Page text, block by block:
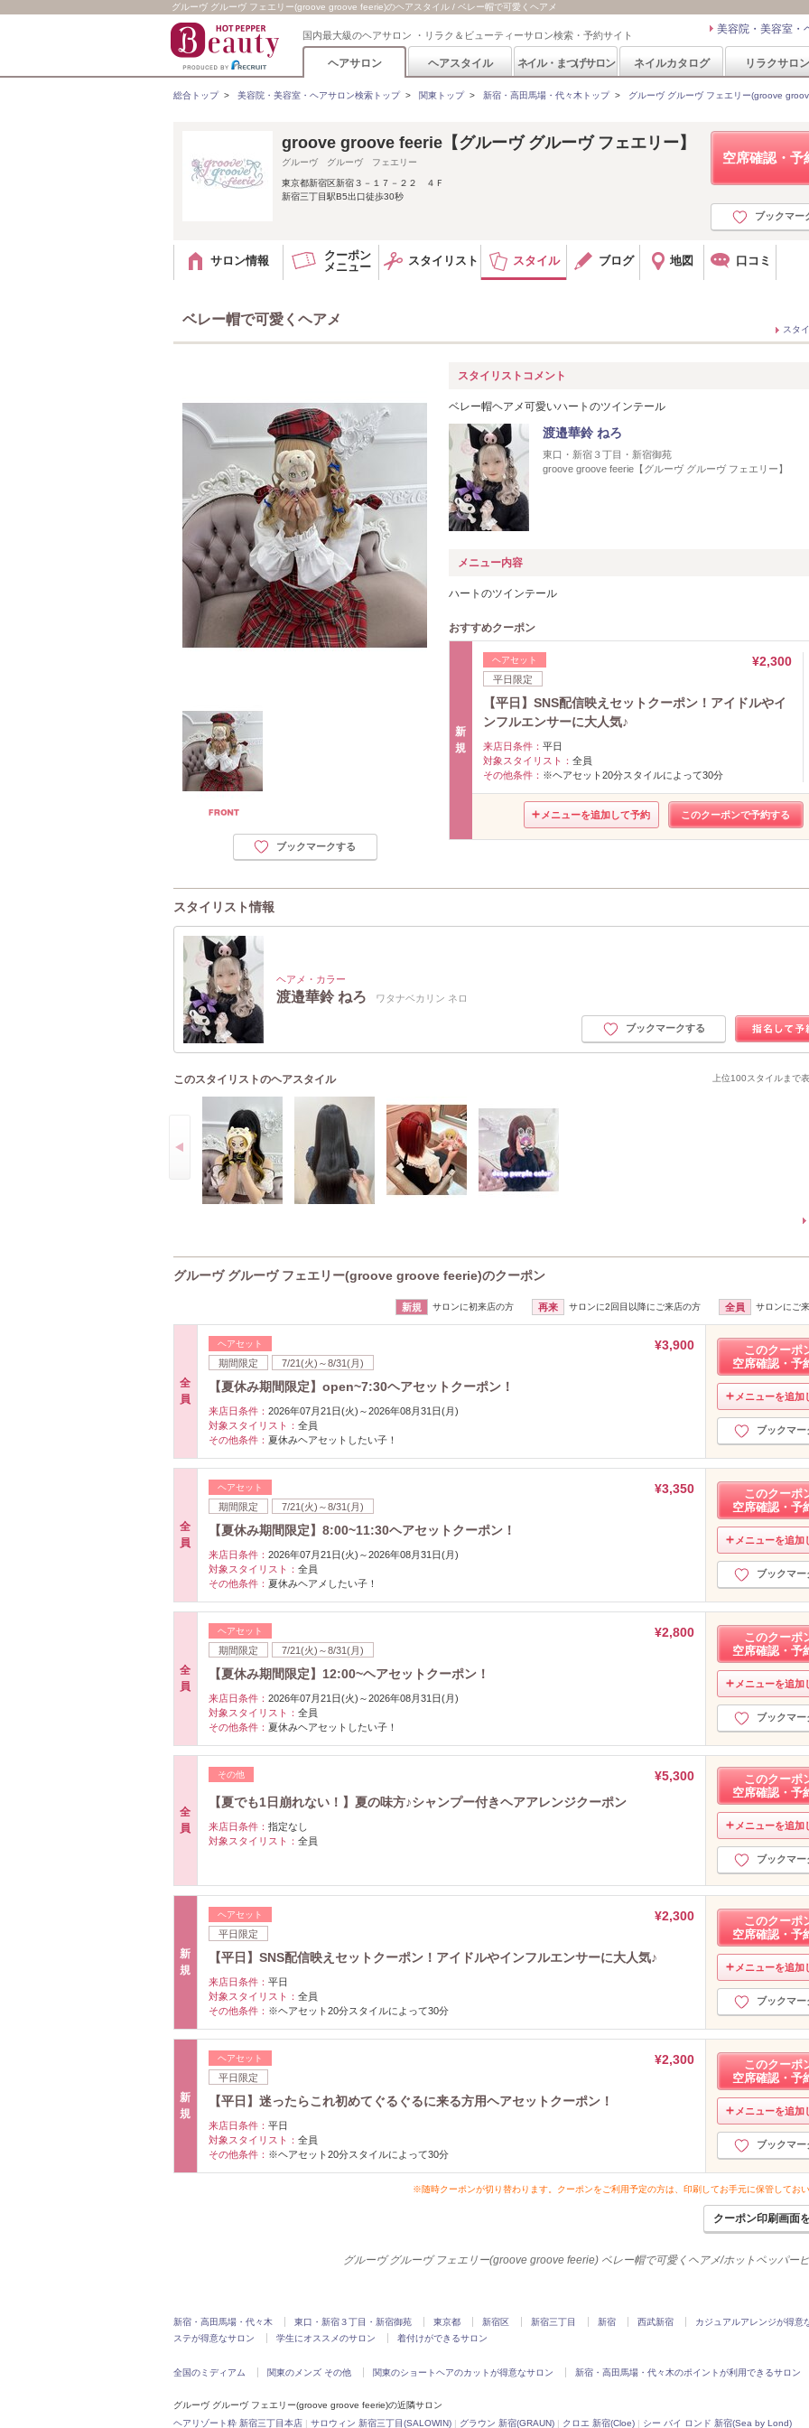
グルーヴ グルーヴ フェエリー(groove groove feerie)のヘアスタイル / ベレー帽で可愛くヘアメ
国内最大級のヘアサロン ・リラク＆ビューティーサロン検索・予約サイト 美容院・美容室・
ヘアサロン ヘアスタイル ネイル・まつげサロン ネイルカタログ リラクサロン
総合トップ> 美容院・美容室・ヘアサロン検索トップ> 関東トップ> 新宿・高田馬場・代々木トップ> グルーヴ グルーヴ フェエリー(groove
空席確認・予
ブックマー
groove groove feerie【グルーヴ グルーヴ フェエリー】
グルーヴ グルーヴ フェエリー
東京都新宿区新宿３－１７－２２ ４Ｆ
新宿三丁目駅B5出口徒歩30秒
サロン情報
クーポン
メニュー
スタイリスト スタイル ブログ 地図 口コミ
ベレー帽で可愛くヘアメ
スタ
ブックマークする
スタイリストコメント
ベレー帽ヘアメ可愛いハートのツインテール
渡邉華鈴 ねろ
東口・新宿３丁目・新宿御苑
groove groove feerie【グルーヴ グルーヴ フェエリー】
メニュー内容
ハートのツインテール
おすすめクーポン
新
規
ヘアセット
平日限定
¥2,300
【平日】SNS配信映えセットクーポン！アイドルやイ
ンフルエンサーに大人気♪
来店日条件： 平日
対象スタイリスト： 全員
その他条件： ※ヘアセット20分スタイルによって30分
メニューを追加して予約 このクーポンで予約する
スタイリスト情報
ヘアメ・カラー
渡邉華鈴 ねろ ワタナベカリン ネロ
ブックマークする
このスタイリストのヘアスタイル 上位100スタイルまで
グルーヴ グルーヴ フェエリー(groove groove feerie)のクーポン
新規 サロンに初来店の方 再来 サロンに2回目以降にご来店の方 全員 サロンにご
全
員
ヘアセット
期間限定 7/21(火)～8/31(月)
¥3,900
【夏休み期間限定】open~7:30ヘアセットクーポン！
来店日条件： 2026年07月21日(火)～2026年08月31日(月)
対象スタイリスト： 全員
その他条件： 夏休みヘアセットしたい子！
このクーポ
空席確認・予
メニューを追加
ブックマー
全
員
ヘアセット
期間限定 7/21(火)～8/31(月)
¥3,350
【夏休み期間限定】8:00~11:30ヘアセットクーポン！
来店日条件： 2026年07月21日(火)～2026年08月31日(月)
対象スタイリスト： 全員
その他条件： 夏休みヘアメしたい子！
このクーポ
空席確認・予
メニューを追加
ブックマー
全
員
ヘアセット
期間限定 7/21(火)～8/31(月)
¥2,800
【夏休み期間限定】12:00~ヘアセットクーポン！
来店日条件： 2026年07月21日(火)～2026年08月31日(月)
対象スタイリスト： 全員
その他条件： 夏休みヘアセットしたい子！
このクーポ
空席確認・予
メニューを追加
ブックマー
全
員
その他
¥5,300
【夏でも1日崩れない！】夏の味方♪シャンプー付きヘアアレンジクーポン
来店日条件： 指定なし
対象スタイリスト： 全員
このクーポ
空席確認・予
メニューを追加
ブックマー
新
規
ヘアセット
平日限定
¥2,300
【平日】SNS配信映えセットクーポン！アイドルやインフルエンサーに大人気♪
来店日条件： 平日
対象スタイリスト： 全員
その他条件： ※ヘアセット20分スタイルによって30分
このクーポ
空席確認・予
メニューを追加
ブックマー
新
規
ヘアセット
平日限定
¥2,300
【平日】迷ったらこれ初めてぐるぐるに来る方用ヘアセットクーポン！
来店日条件： 平日
対象スタイリスト： 全員
その他条件： ※ヘアセット20分スタイルによって30分
このクーポ
空席確認・予
メニューを追加
ブックマー
※随時クーポンが切り替わります。クーポンをご利用予定の方は、印刷してお手元に保管しておい
クーポン印刷画面
グルーヴ グルーヴ フェエリー(groove groove feerie) ベレー帽で可愛くヘアメ/ホットペッパー
新宿・高田馬場・代々木 東口・新宿３丁目・新宿御苑 東京都 新宿区 新宿三丁目 新宿 西武新宿 カジュアルアレンジが得意
ステが得意なサロン
学生にオススメのサロン 着付けができるサロン
全国のミディアム 関東のメンズ その他 関東のショートヘアのカットが得意なサロン 新宿・高田馬場・代々木のポイントが利用できるサロン
グルーヴ グルーヴ フェエリー(groove groove feerie)の近隣サロン
ヘアリゾート粋 新宿三丁目本店 | サロウィン 新宿三丁目(SALOWIN) | グラウン 新宿(GRAUN) | クロエ 新宿(Cloe) | シー バイ ロンド 新宿(Sea by Lond)